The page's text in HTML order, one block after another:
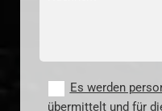
Es werden
übermittelt und für